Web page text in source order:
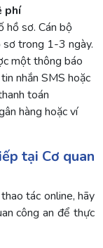
phí
hồ sơ. Cán bộ
sơ trong 1-3 ngày.
một thông báo
nhắn SMS hoặc
toán
hàng hoặc ví
tại Cơ quan
tác online, hãy
công an để thực